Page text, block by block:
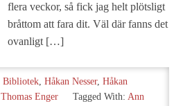
flera veckor, så fick jag helt plötsligt
bråttom att fara dit. Väl där fanns det
ovanligt […]
Bibliotek, Håkan Nesser, Håkan
Thomas Enger Tagged With: Ann